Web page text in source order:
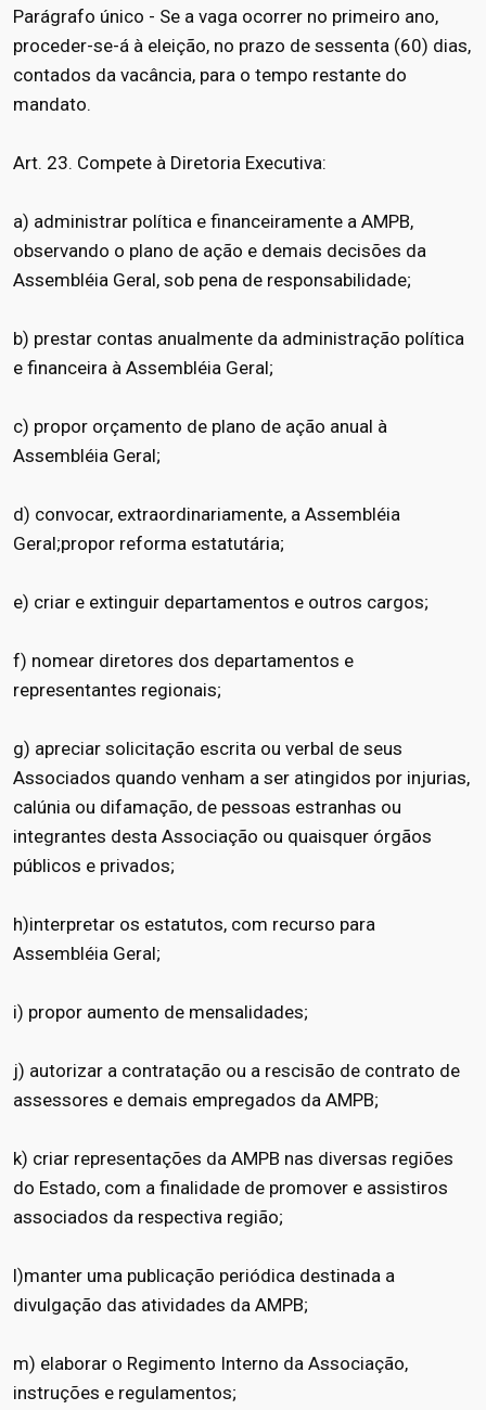
Parágrafo único - Se a vaga ocorrer no primeiro ano,
proceder-se-á à eleição, no prazo de sessenta (60) dias,
contados da vacância, para o tempo restante do
mandato.
Art. 23. Compete à Diretoria Executiva:
a) administrar política e financeiramente a AMPB,
observando o plano de ação e demais decisões da
Assembléia Geral, sob pena de responsabilidade;
b) prestar contas anualmente da administração política
e financeira à Assembléia Geral;
c) propor orçamento de plano de ação anual à
Assembléia Geral;
d) convocar, extraordinariamente, a Assembléia
Geral;propor reforma estatutária;
e) criar e extinguir departamentos e outros cargos;
f) nomear diretores dos departamentos e
representantes regionais;
g) apreciar solicitação escrita ou verbal de seus
Associados quando venham a ser atingidos por injurias,
calúnia ou difamação, de pessoas estranhas ou
integrantes desta Associação ou quaisquer órgãos
públicos e privados;
h)interpretar os estatutos, com recurso para
Assembléia Geral;
i) propor aumento de mensalidades;
j) autorizar a contratação ou a rescisão de contrato de
assessores e demais empregados da AMPB;
k) criar representações da AMPB nas diversas regiões
do Estado, com a finalidade de promover e assistiros
associados da respectiva região;
l)manter uma publicação periódica destinada a
divulgação das atividades da AMPB;
m) elaborar o Regimento Interno da Associação,
instruções e regulamentos;